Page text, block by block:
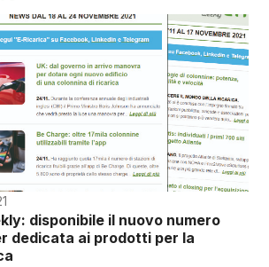
disponibile il nuovo numero
dedicata ai prodotti per la